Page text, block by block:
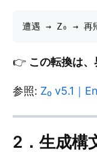
👉 この転換は
参照: Z₀ v5.1｜
2．生成構